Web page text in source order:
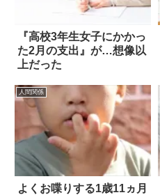
『高校3年生女子にかかっ
た2月の支出』が…想像以
上だった
人間関係
よくお喋りする1歳11ヵ月